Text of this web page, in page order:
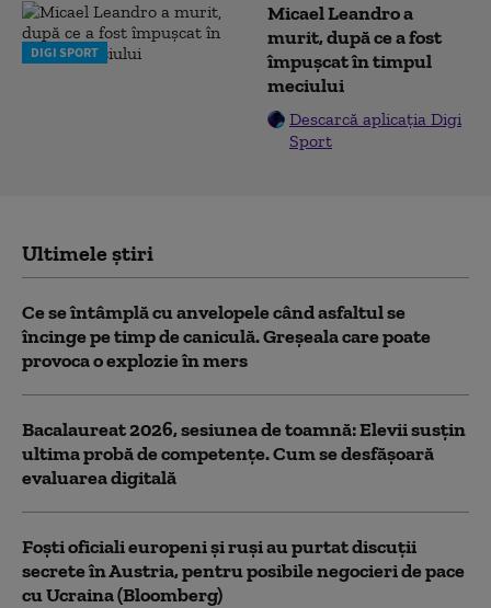
DIGI SPORT
Micael Leandro a
murit, după ce a fost
împușcat în timpul
meciului
Descarcă aplicația Digi
Sport
Ultimele știri
Ce se întâmplă cu anvelopele când asfaltul se
încinge pe timp de caniculă. Greșeala care poate
provoca o explozie în mers
Bacalaureat 2026, sesiunea de toamnă: Elevii susțin
ultima probă de competențe. Cum se desfășoară
evaluarea digitală
Foști oficiali europeni și ruși au purtat discuții
secrete în Austria, pentru posibile negocieri de pace
cu Ucraina (Bloomberg)